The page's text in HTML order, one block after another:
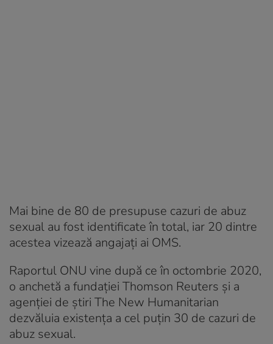
Mai bine de 80 de presupuse cazuri de abuz
sexual au fost identificate în total, iar 20 dintre
acestea vizează angajați ai OMS.
Raportul ONU vine după ce în octombrie 2020,
o anchetă a fundației Thomson Reuters și a
agenției de știri The New Humanitarian
dezvăluia existența a cel puțin 30 de cazuri de
abuz sexual.